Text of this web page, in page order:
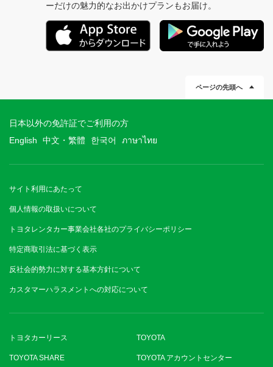
ーだけの魅力的なお出かけプランもお届け。
ページの先頭へ
日本以外の免許証でご利用の方
English
中文・繁體 한국어 ภาษาไทย
サイト利用にあたって
個人情報の取扱いについて
トヨタレンタカー事業会社各社のプライバシーポリシー
特定商取引法に基づく表示
反社会的勢力に対する基本方針について
カスタマーハラスメントへの対応について
トヨタカーリース TOYOTA
TOYOTA SHARE TOYOTA アカウントセンター